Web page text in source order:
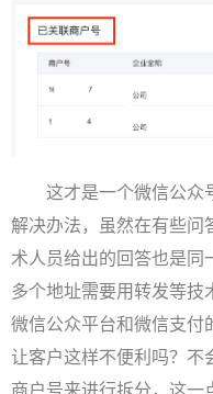
这才是一个微信公众
解决办法，虽然在有些问
术人员给出的回答也是同
多个地址需要用转发等技
微信公众平台和微信支付
让客户这样不便利吗？不
商户号来进行拆分，这一